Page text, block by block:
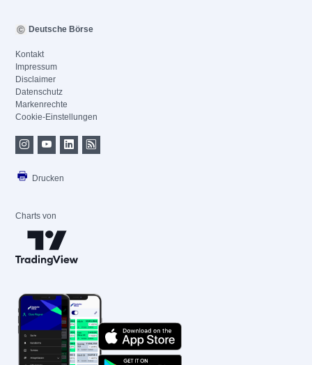
Deutsche Börse
Kontakt
Impressum
Disclaimer
Datenschutz
Markenrechte
Cookie-Einstellungen
Drucken
Charts von